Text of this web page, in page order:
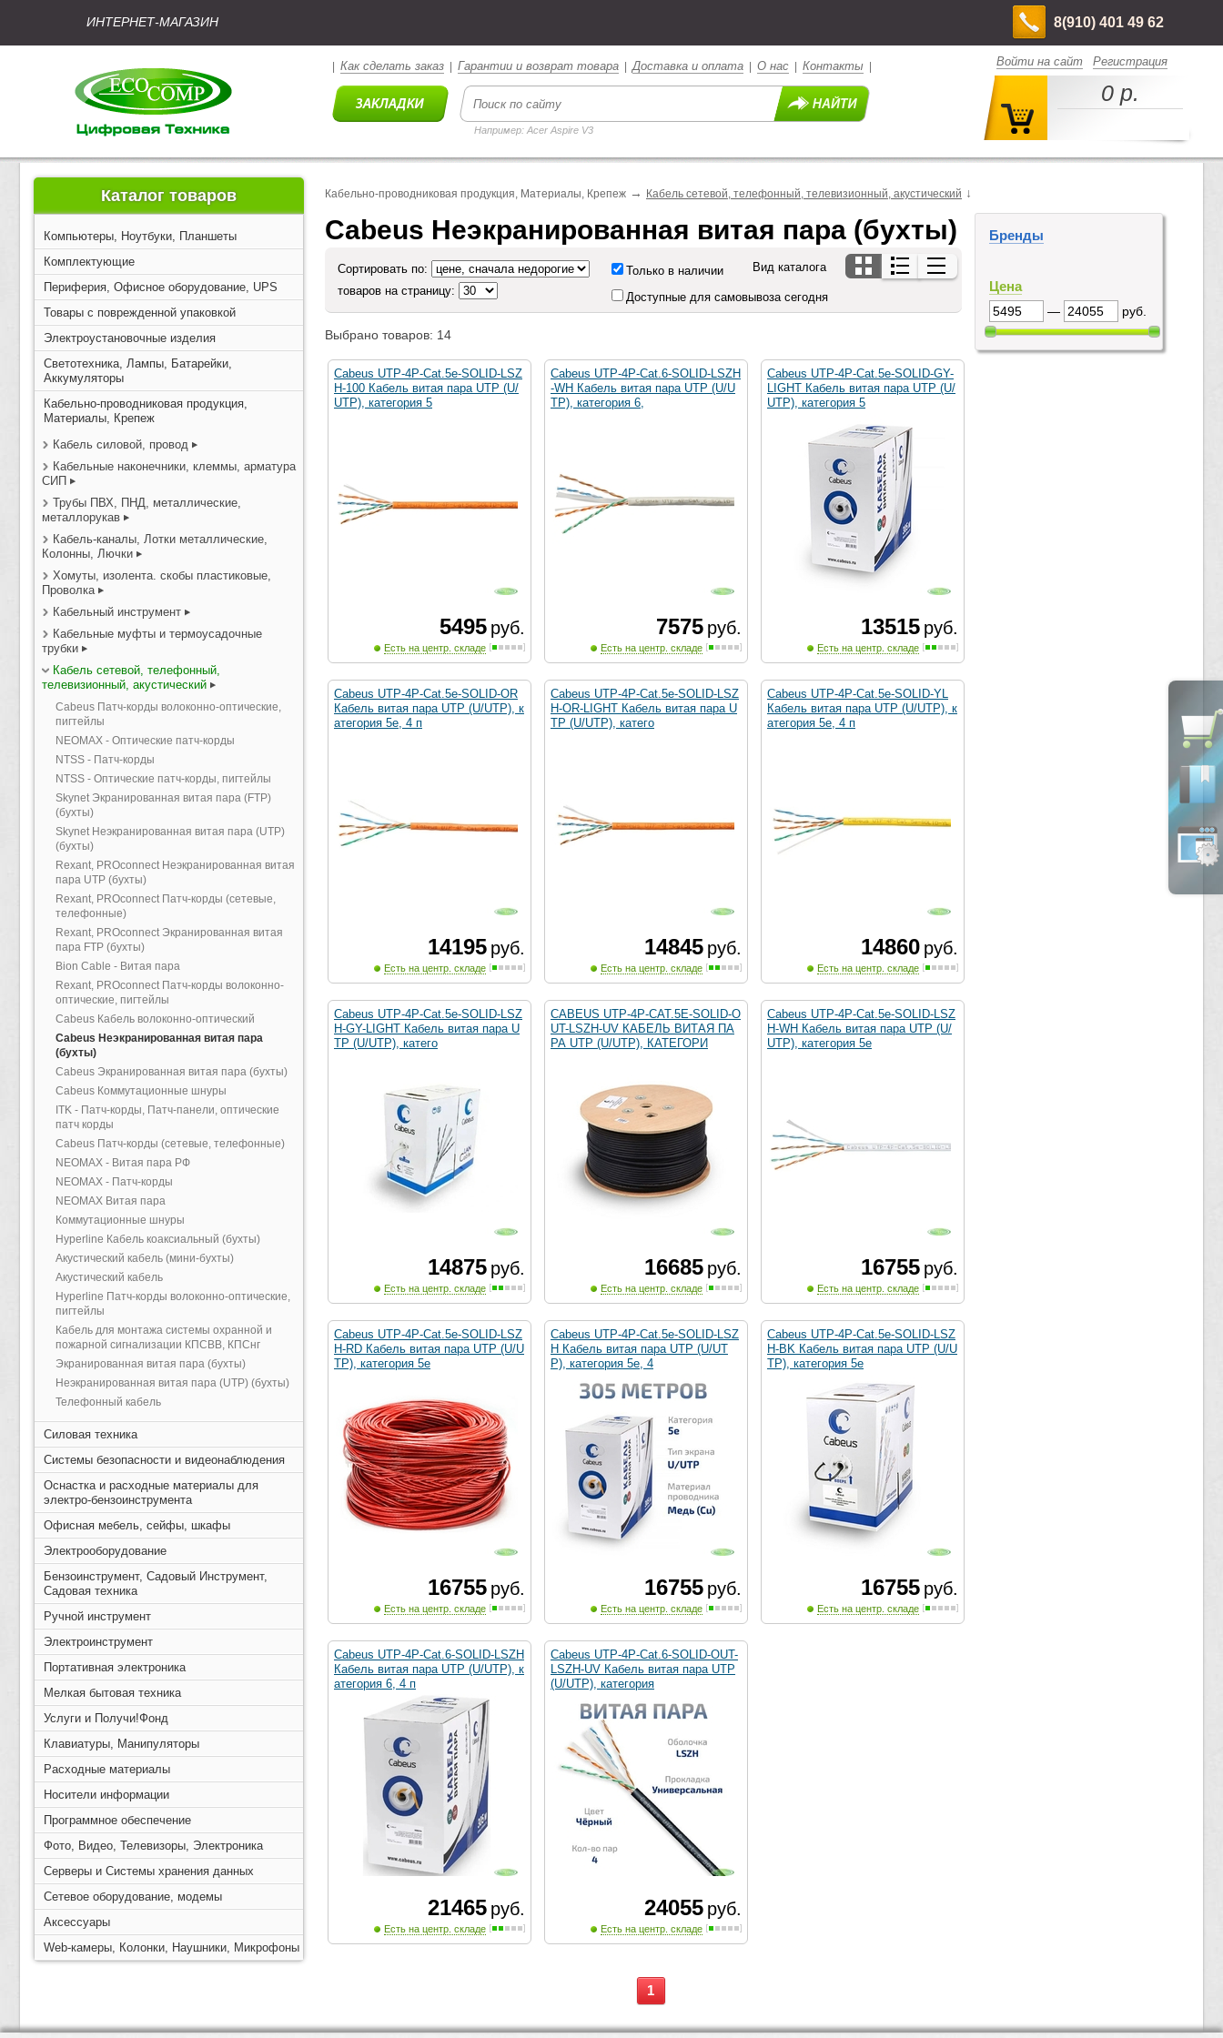
ИНТЕРНЕТ-МАГАЗИН 8(910) 401 49 62
Как сделать заказ Гарантии и возврат товара |Доставка и оплата О нас Контакты
Например: Acer Aspire V3
Войти на сайт Регистрация
0 р.
Каталог товаров
Компьютеры, Ноутбуки, Планшеты
Комплектующие
Периферия, Офисное оборудование, UPS
Товары с поврежденной упаковкой
Электроустановочные изделия
Светотехника, Лампы, Батарейки,
Аккумуляторы
Кабельно-проводниковая продукция,
Материалы, Крепеж
Кабель силовой, провод
Кабельные наконечники, клеммы, арматура
СИП
Трубы ПВХ, ПНД, металлические,
металлорукав
Кабель-каналы, Лотки металлические,
Колонны, Лючки
Хомуты, изолента. скобы пластиковые,
Проволка
Кабельный инструмент
Кабельные муфты и термоусадочные
трубки
Кабель сетевой, телефонный,
телевизионный, акустический
Cabeus Патч-корды волоконно-оптические,
пигтейлы
NEOMAX - Оптические патч-корды
NTSS - Патч-корды
NTSS - Оптические патч-корды, пигтейлы
Skynet Экранированная витая пара (FTP)
(бухты)
Skynet Неэкранированная витая пара (UTP)
(бухты)
Rexant, PROconnect Неэкранированная витая
пара UTP (бухты)
Rexant, PROconnect Патч-корды (сетевые,
телефонные)
Rexant, PROconnect Экранированная витая
пара FTP (бухты)
Bion Cable - Витая пара
Rexant, PROconnect Патч-корды волоконно-
оптические, пигтейлы
Cabeus Кабель волоконно-оптический
Cabeus Неэкранированная витая пара
(бухты)
Cabeus Экранированная витая пара (бухты)
Cabeus Коммутационные шнуры
ITK - Патч-корды, Патч-панели, оптические
патч корды
Cabeus Патч-корды (сетевые, телефонные)
NEOMAX - Витая пара РФ
NEOMAX - Патч-корды
NEOMAX Витая пара
Коммутационные шнуры
Hyperline Кабель коаксиальный (бухты)
Акустический кабель (мини-бухты)
Акустический кабель
Hyperline Патч-корды волоконно-оптические,
пигтейлы
Кабель для монтажа системы охранной и
пожарной сигнализации КПСВВ, КПСнг
Экранированная витая пара (бухты)
Неэкранированная витая пара (UTP) (бухты)
Телефонный кабель
Силовая техника
Системы безопасности и видеонаблюдения
Оснастка и расходные материалы для
электро-бензоинструмента
Офисная мебель, сейфы, шкафы
Электрооборудование
Бензоинструмент, Садовый Инструмент,
Садовая техника
Ручной инструмент
Электроинструмент
Портативная электроника
Мелкая бытовая техника
Услуги и Получи!Фонд
Клавиатуры, Манипуляторы
Расходные материалы
Носители информации
Программное обеспечение
Фото, Видео, Телевизоры, Электроника
Серверы и Системы хранения данных
Сетевое оборудование, модемы
Аксессуары
Web-камеры, Колонки, Наушники, Микрофоны
Кабельно-проводниковая продукция, Материалы, Крепеж → Кабель сетевой, телефонный, телевизионный, акустический ↓
Cabeus Неэкранированная витая пара (бухты)
Сортировать по:
товаров на страницу:
Только в наличии
Доступные для самовывоза сегодня
Вид каталога
Выбрано товаров: 14
Cabeus UTP-4P-Cat.5e-SOLID-LSZ
H-100 Кабель витая пара UTP (U/
UTP), категория 5
5495 руб.
Есть на центр. складе
Cabeus UTP-4P-Cat.6-SOLID-LSZH
-WH Кабель витая пара UTP (U/U
TP), категория 6,
7575 руб.
Есть на центр. складе
Cabeus UTP-4P-Cat.5e-SOLID-GY-
LIGHT Кабель витая пара UTP (U/
UTP), категория 5
13515 руб.
Есть на центр. складе
Cabeus UTP-4P-Cat.5e-SOLID-OR
Кабель витая пара UTP (U/UTP), к
атегория 5e, 4 п
14195 руб.
Есть на центр. складе
Cabeus UTP-4P-Cat.5e-SOLID-LSZ
H-OR-LIGHT Кабель витая пара U
TP (U/UTP), катего
14845 руб.
Есть на центр. складе
Cabeus UTP-4P-Cat.5e-SOLID-YL
Кабель витая пара UTP (U/UTP), к
атегория 5e, 4 п
14860 руб.
Есть на центр. складе
Cabeus UTP-4P-Cat.5e-SOLID-LSZ
H-GY-LIGHT Кабель витая пара U
TP (U/UTP), катего
14875 руб.
Есть на центр. складе
CABEUS UTP-4P-CAT.5E-SOLID-O
UT-LSZH-UV КАБЕЛЬ ВИТАЯ ПА
РА UTP (U/UTP), КАТЕГОРИ
16685 руб.
Есть на центр. складе
Cabeus UTP-4P-Cat.5e-SOLID-LSZ
H-WH Кабель витая пара UTP (U/
UTP), категория 5e
16755 руб.
Есть на центр. складе
Cabeus UTP-4P-Cat.5e-SOLID-LSZ
H-RD Кабель витая пара UTP (U/U
TP), категория 5e
16755 руб.
Есть на центр. складе
Cabeus UTP-4P-Cat.5e-SOLID-LSZ
H Кабель витая пара UTP (U/UT
P), категория 5e, 4
16755 руб.
Есть на центр. складе
Cabeus UTP-4P-Cat.5e-SOLID-LSZ
H-BK Кабель витая пара UTP (U/U
TP), категория 5e
16755 руб.
Есть на центр. складе
Cabeus UTP-4P-Cat.6-SOLID-LSZH
Кабель витая пара UTP (U/UTP), к
атегория 6, 4 п
21465 руб.
Есть на центр. складе
Cabeus UTP-4P-Cat.6-SOLID-OUT-
LSZH-UV Кабель витая пара UTP
(U/UTP), категория
24055 руб.
Есть на центр. складе
1
Бренды
Цена
— руб.